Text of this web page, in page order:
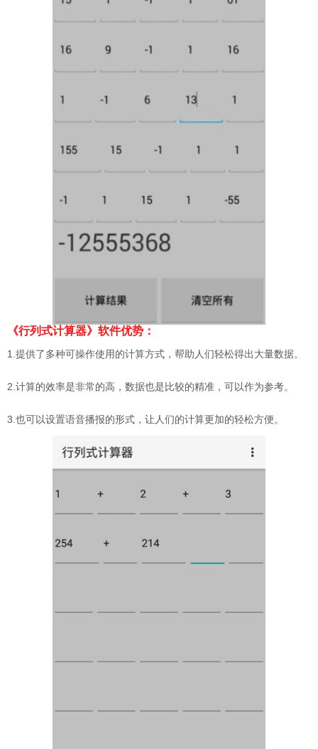
《行列式计算器》软件优势：
1.提供了多种可操作使用的计算方式，帮助人们轻松得出大量数据。
2.计算的效率是非常的高，数据也是比较的精准，可以作为参考。
3.也可以设置语音播报的形式，让人们的计算更加的轻松方便。